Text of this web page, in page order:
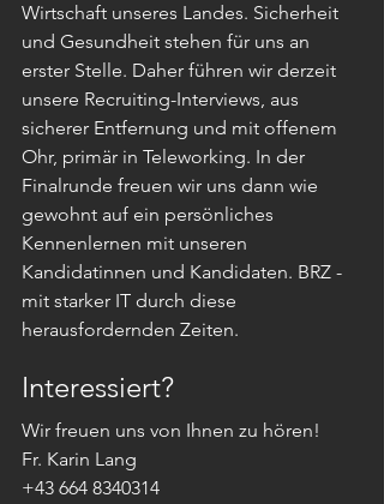
Wirtschaft unseres Landes. Sicherheit
und Gesundheit stehen für uns an
erster Stelle. Daher führen wir derzeit
unsere Recruiting-Interviews, aus
sicherer Entfernung und mit offenem
Ohr, primär in Teleworking. In der
Finalrunde freuen wir uns dann wie
gewohnt auf ein persönliches
Kennenlernen mit unseren
Kandidatinnen und Kandidaten. BRZ -
mit starker IT durch diese
herausfordernden Zeiten.
Interessiert?
Wir freuen uns von Ihnen zu hören!
Fr. Karin Lang
+43 664 8340314